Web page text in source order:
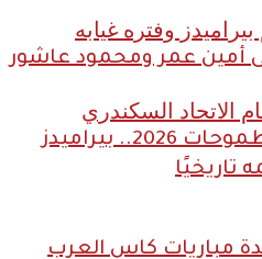
أمين عمر ومحمود عاشور
بين إنجازات 2025 وطموحات 2026.. بيراميدز
مباريات كاس العرب